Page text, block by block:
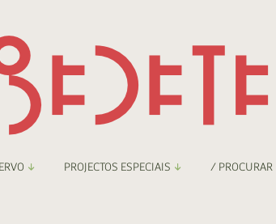
PROJECTOS ESPECIAIS / PROCURAR